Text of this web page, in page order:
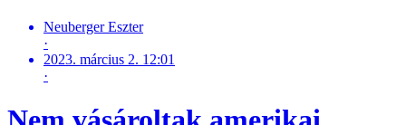
Neuberger Eszter
·
2023. március 2. 12:01
·